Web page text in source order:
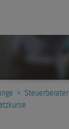
> Steuerberater